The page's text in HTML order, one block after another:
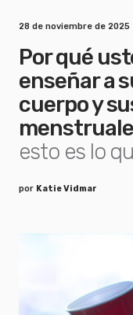
28 de noviembre de 2025
Por qué
enseñar a
cuerpo y
esto es lo
por Katie Vidmar